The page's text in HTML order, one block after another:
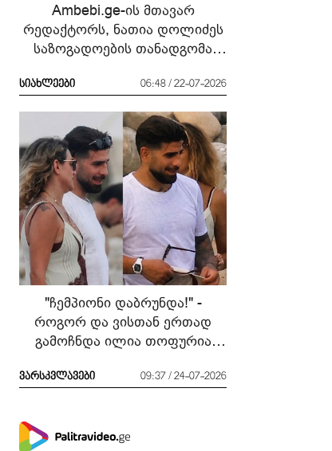
Ambebi.ge-ის მთავარ
რედაქტორს, ნათია დოლიძეს
საზოგადოების თანადგომა
სიახლეები 06:48 / 22-07-2026
"ჩემპიონი დაბრუნდა!" -
როგორ და ვისთან ერთად
გამოჩნდა ილია თოფურია
ვარსკვლავები 09:37 / 24-07-2026